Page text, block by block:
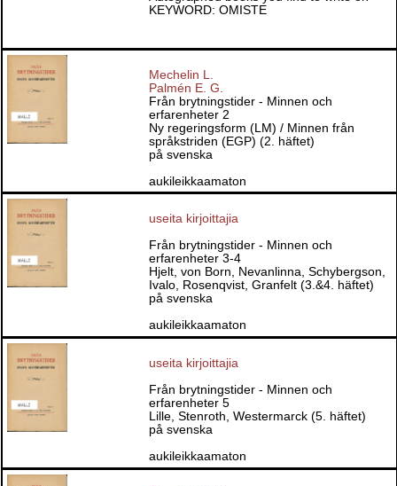
KEYWORD: OMISTE
Mechelin L.
Palmén E. G.
Från brytningstider - Minnen och
erfarenheter 2
Ny regeringsform (LM) / Minnen från
språkstriden (EGP) (2. häftet)
på svenska
aukileikkaamaton
useita kirjoittajia
Från brytningstider - Minnen och
erfarenheter 3-4
Hjelt, von Born, Nevanlinna, Schybergson,
Ivalo, Rosenqvist, Granfelt (3.&4. häftet)
på svenska
aukileikkaamaton
useita kirjoittajia
Från brytningstider - Minnen och
erfarenheter 5
Lille, Stenroth, Westermarck (5. häftet)
på svenska
aukileikkaamaton